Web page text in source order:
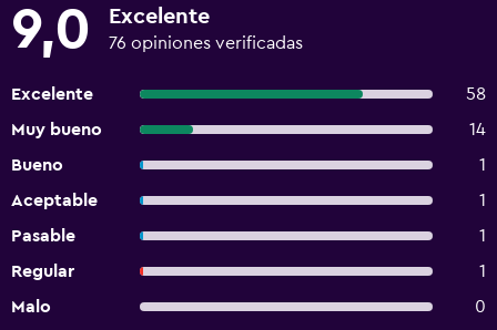
9,0 Excelente
76 opiniones verificadas
Excelente
58
Muy bueno
14
Bueno
1
Aceptable
1
Pasable
1
Regular
1
Malo
0